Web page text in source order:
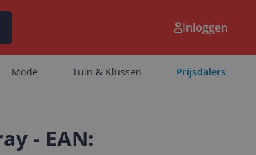
Inloggen
Mode Tuin & Klussen Prijsdalers
- EAN: